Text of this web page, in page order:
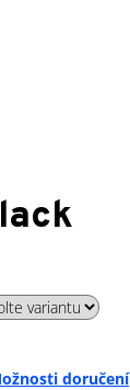
doručení